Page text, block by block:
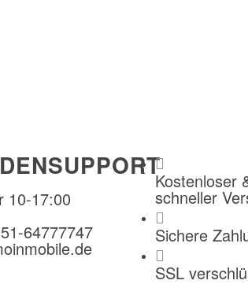
10-17:00
64777747
Kostenloser
schneller
Sichere
SSL